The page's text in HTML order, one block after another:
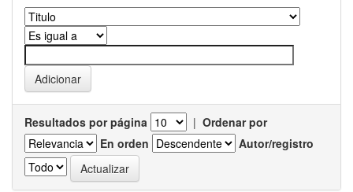
Resultados por página | Ordenar por
En orden
Autor/registro